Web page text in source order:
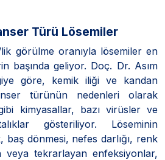
Türü Lösemiler
görülme oranıyla lösemiler en
başında geliyor. Doç. Dr. Asım
göre, kemik iliği ve kandan
türünün nedenleri olarak
kimyasallar, bazı virüsler ve
gösteriliyor. Löseminin
dönmesi, nefes darlığı, renk
veya tekrarlayan enfeksiyonlar,